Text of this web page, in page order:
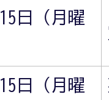
日（月曜
日（月曜